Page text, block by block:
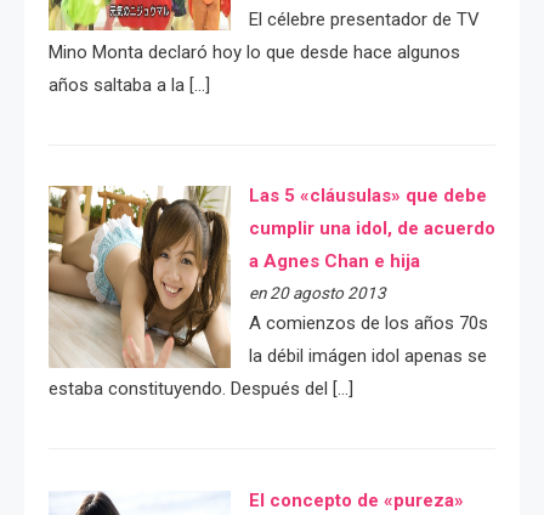
El célebre presentador de TV
Mino Monta declaró hoy lo que desde hace algunos
años saltaba a la […]
Las 5 «cláusulas» que debe
cumplir una idol, de acuerdo
a Agnes Chan e hija
en 20 agosto 2013
A comienzos de los años 70s
la débil imágen idol apenas se
estaba constituyendo. Después del […]
El concepto de «pureza»